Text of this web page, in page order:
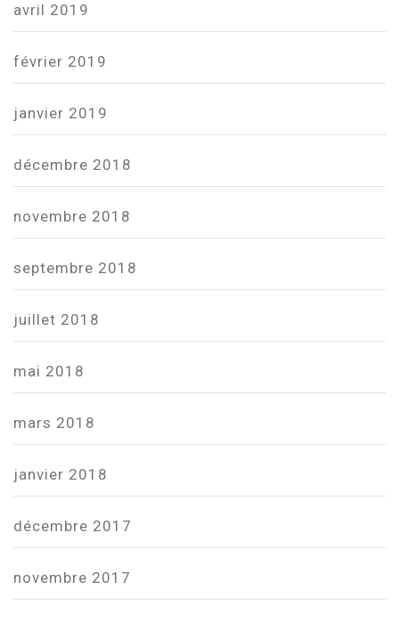
avril 2019
février 2019
janvier 2019
décembre 2018
novembre 2018
septembre 2018
juillet 2018
mai 2018
mars 2018
janvier 2018
décembre 2017
novembre 2017